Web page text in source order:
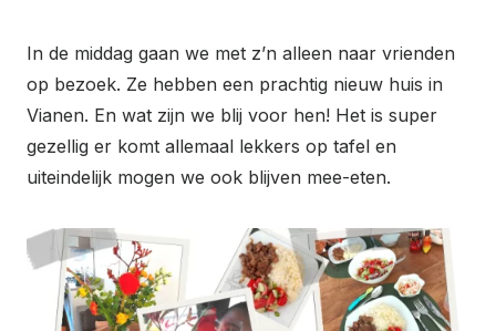
In de middag gaan we met z’n alleen naar vrienden
op bezoek. Ze hebben een prachtig nieuw huis in
Vianen. En wat zijn we blij voor hen! Het is super
gezellig er komt allemaal lekkers op tafel en
uiteindelijk mogen we ook blijven mee-eten.